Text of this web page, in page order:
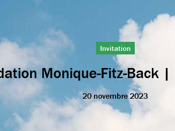
Invitation
Monique-Fitz-Back
20 novembre 2023